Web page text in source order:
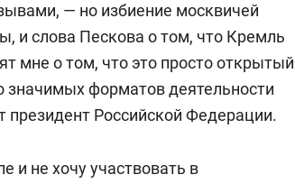
— но избиение москвичей
и слова Пескова о том, что Кремль
мне о том, что это просто открытый
значимых форматов деятельности
президент Российской Федерации.
и не хочу участвовать в